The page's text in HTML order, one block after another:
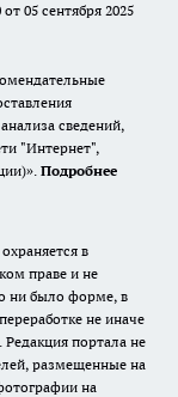
05 сентября 2025
сведений,
"Интернет",
Подробнее
в
праве и не
ни было форме, в
не иначе
портала не
размещенные на
на